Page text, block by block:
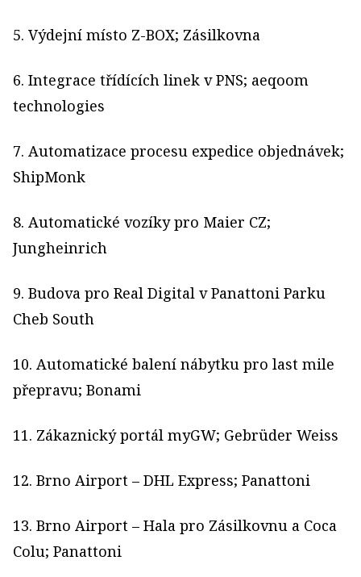
5. Výdejní místo Z-BOX; Zásilkovna
6. Integrace třídících linek v PNS; aeqoom
technologies
7. Automatizace procesu expedice objednávek;
ShipMonk
8. Automatické vozíky pro Maier CZ;
Jungheinrich
9. Budova pro Real Digital v Panattoni Parku
Cheb South
10. Automatické balení nábytku pro last mile
přepravu; Bonami
11. Zákaznický portál myGW; Gebrüder Weiss
12. Brno Airport – DHL Express; Panattoni
13. Brno Airport – Hala pro Zásilkovnu a Coca
Colu; Panattoni